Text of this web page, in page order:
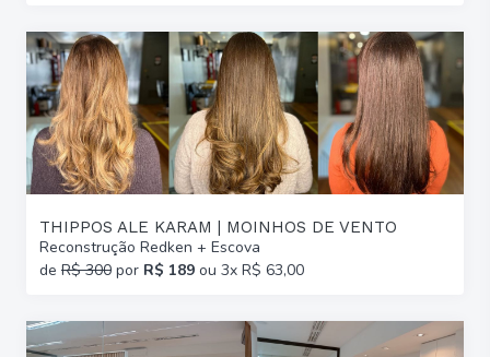
THIPPOS ALE KARAM | MOINHOS DE VENTO
Reconstrução Redken + Escova
de R$ 300 por R$ 189 ou 3x R$ 63,00